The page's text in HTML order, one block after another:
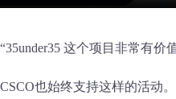
“35under35 这个项目非常有价
CSCO也始终支持这样的活动。